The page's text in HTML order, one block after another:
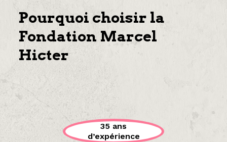
Pourquoi choisir la
Fondation Marcel
Hicter
35 ans
d’expérience